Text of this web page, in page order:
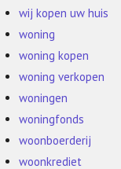
wij kopen uw huis
woning
woning kopen
woning verkopen
woningen
woningfonds
woonboerderij
woonkrediet